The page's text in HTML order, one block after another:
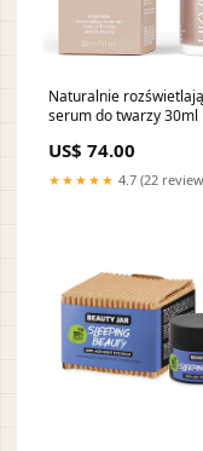
Naturalnie
serum do twarzy 30ml
US$ 74.00
★★★★★ 4.7 (22